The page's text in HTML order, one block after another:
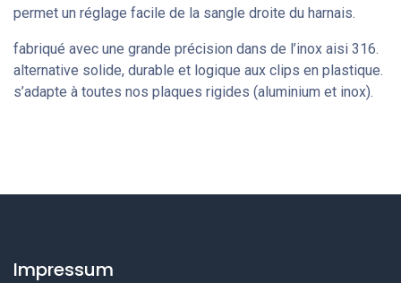
permet un réglage facile de la sangle droite du harnais.
fabriqué avec une grande précision dans de l’inox aisi 316.
alternative solide, durable et logique aux clips en plastique.
s’adapte à toutes nos plaques rigides (aluminium et inox).
Impressum